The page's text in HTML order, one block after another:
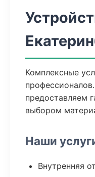
Комплексные
предоставляем
выбором
Наши
Внутренняя